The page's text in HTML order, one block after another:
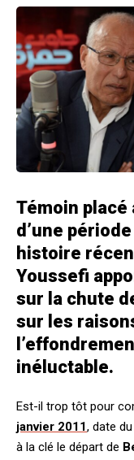
Témoin placé
d’une
histoire
Youssefi
sur la chute
sur les
inéluctable.
Est-il trop tôt pour
janvier 2011, date
à la clé le départ de